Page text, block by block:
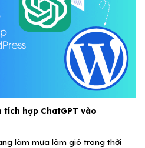
tích hợp ChatGPT vào
làm mưa làm gió trong thời